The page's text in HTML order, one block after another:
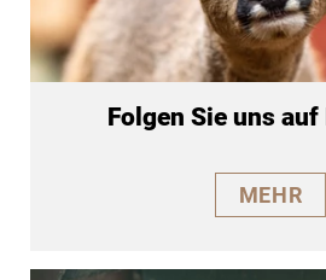
Folgen Sie uns auf
MEHR